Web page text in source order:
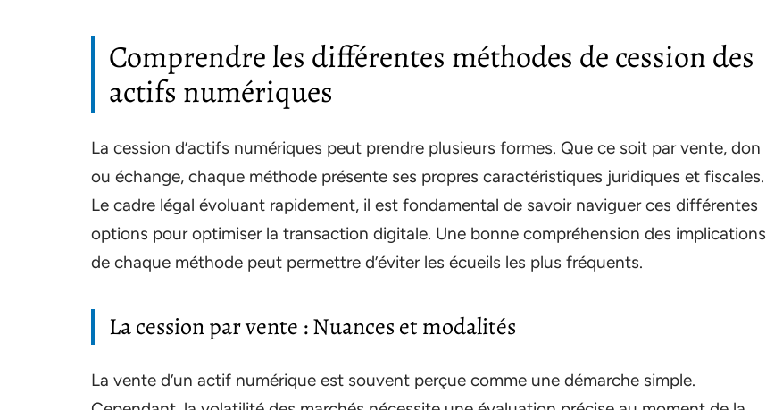
Comprendre les différentes méthodes de cession des
actifs numériques
La cession d’actifs numériques peut prendre plusieurs formes. Que ce soit par vente, don
ou échange, chaque méthode présente ses propres caractéristiques juridiques et fiscales.
Le cadre légal évoluant rapidement, il est fondamental de savoir naviguer ces différentes
options pour optimiser la transaction digitale. Une bonne compréhension des implications
de chaque méthode peut permettre d’éviter les écueils les plus fréquents.
La cession par vente : Nuances et modalités
La vente d’un actif numérique est souvent perçue comme une démarche simple.